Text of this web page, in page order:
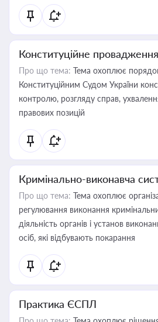
Конституційне провадження
Про що тема: Тема охоплює
Конституційним Судом України
контролю, розгляду справ,
правових позицій
Кримінально-виконавча
Про що тема: Тема охоплює
регулювання виконання
діяльність органів і установ
осіб, які відбувають покарання
Практика ЄСПЛ